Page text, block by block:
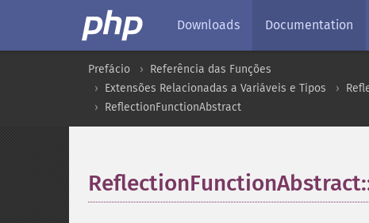
Downloads Documentation
Prefácio
Referência das Funções
Extensões Relacionadas a Variáveis e Tipos
ReflectionFunctionAbstract